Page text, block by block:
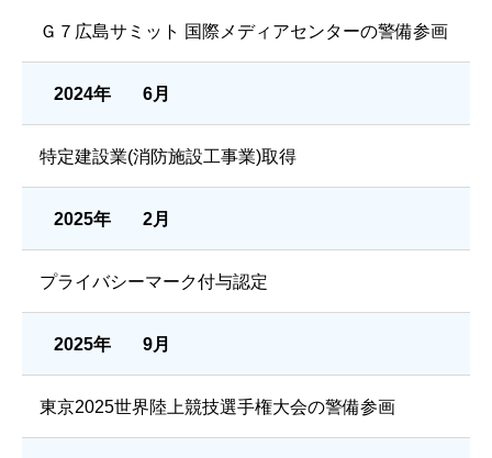
Ｇ７広島サミット 国際メディアセンターの警備参画
2024年 6月
特定建設業(消防施設工事業)取得
2025年 2月
プライバシーマーク付与認定
2025年 9月
東京2025世界陸上競技選手権大会の警備参画